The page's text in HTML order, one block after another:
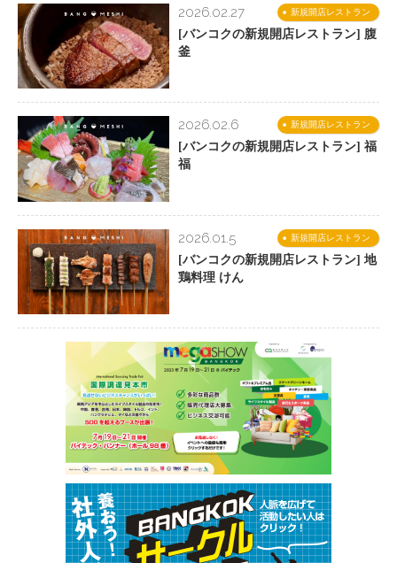
新規開店レストラン
2026.02.27
[バンコクの新規開店レストラン] 腹
釜
新規開店レストラン
2026.02.6
[バンコクの新規開店レストラン] 福
福
新規開店レストラン
2026.01.5
[バンコクの新規開店レストラン] 地
鶏料理 けん